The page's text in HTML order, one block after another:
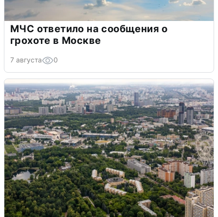
МЧС ответило на сообщения о
грохоте в Москве
7 августа 0